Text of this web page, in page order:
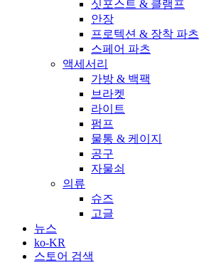
싯포스트 & 클램프
안장
프로텍션 & 장착 파츠
스페어 파츠
액세서리
가방 & 백팩
브라켓
라이트
펌프
물통 & 케이지
공구
자물쇠
의류
슈즈
고글
뉴스
ko-KR
스토어 검색